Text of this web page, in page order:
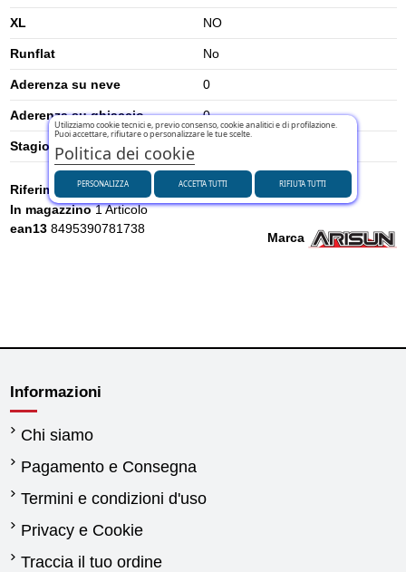
XL NO
Runflat No
Aderenza su neve 0
Aderenza su ghiaccio 0
Stagione
Marca
Riferimento V26808
In magazzino 1 Articolo
ean13 8495390781738
Informazioni
Chi siamo
Pagamento e Consegna
Termini e condizioni d'uso
Privacy e Cookie
Traccia il tuo ordine
Utilizziamo cookie tecnici e, previo consenso, cookie analitici e di profilazione.
Puoi accettare, rifiutare o personalizzare le tue scelte.
Politica dei cookie
PERSONALIZZA RIFIUTA TUTTI
ACCETTA TUTTI